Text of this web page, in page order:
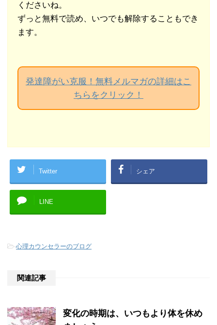
くださいね。
ずっと無料で読め、いつでも解除することもでき
ます。
発達障がい克服！無料メルマガの詳細はこ
ちらをクリック！
Twitter シェア
LINE
-心理カウンセラーのブログ
関連記事
変化の時期は、いつもより体を休め